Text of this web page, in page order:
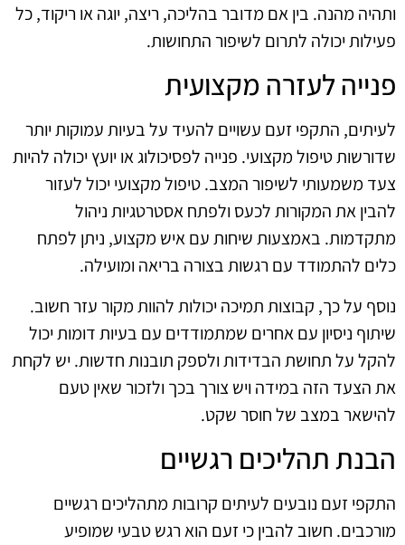
ותהיה מהנה. בין אם מדובר בהליכה, ריצה, יוגה או ריקוד, כל
פעילות יכולה לתרום לשיפור התחושות.
פנייה לעזרה מקצועית
לעיתים, התקפי זעם עשויים להעיד על בעיות עמוקות יותר
שדורשות טיפול מקצועי. פנייה לפסיכולוג או יועץ יכולה להיות
צעד משמעותי לשיפור המצב. טיפול מקצועי יכול לעזור
להבין את המקורות לכעס ולפתח אסטרטגיות ניהול
מתקדמות. באמצעות שיחות עם איש מקצוע, ניתן לפתח
כלים להתמודד עם רגשות בצורה בריאה ומועילה.
נוסף על כך, קבוצות תמיכה יכולות להוות מקור עזר חשוב.
שיתוף ניסיון עם אחרים שמתמודדים עם בעיות דומות יכול
להקל על תחושת הבדידות ולספק תובנות חדשות. יש לקחת
את הצעד הזה במידה ויש צורך בכך ולזכור שאין טעם
להישאר במצב של חוסר שקט.
הבנת תהליכים רגשיים
התקפי זעם נובעים לעיתים קרובות מתהליכים רגשיים
מורכבים. חשוב להבין כי זעם הוא רגש טבעי שמופיע